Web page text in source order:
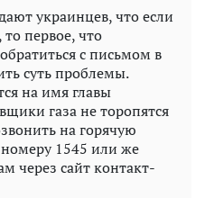
украинцев, что если
первое, что
с письмом в
суть проблемы.
на имя главы
газа не торопятся
на горячую
1545 или же
через сайт контакт-